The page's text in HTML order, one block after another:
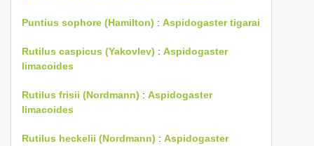
Puntius sophore (Hamilton) : Aspidogaster tigarai
Rutilus caspicus (Yakovlev) : Aspidogaster
limacoides
Rutilus frisii (Nordmann) : Aspidogaster
limacoides
Rutilus heckelii (Nordmann) : Aspidogaster